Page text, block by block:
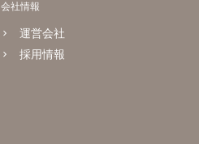
会社情報
運営会社
採用情報